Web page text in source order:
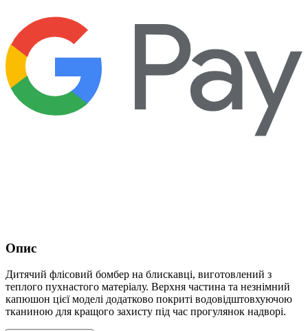
Опис
Дитячий флісовий бомбер на блискавці, виготовлений з
теплого пухнастого матеріалу. Верхня частина та незнімний
капюшон цієї моделі додатково покриті водовідштовхуючою
тканиною для кращого захисту під час прогулянок надворі.